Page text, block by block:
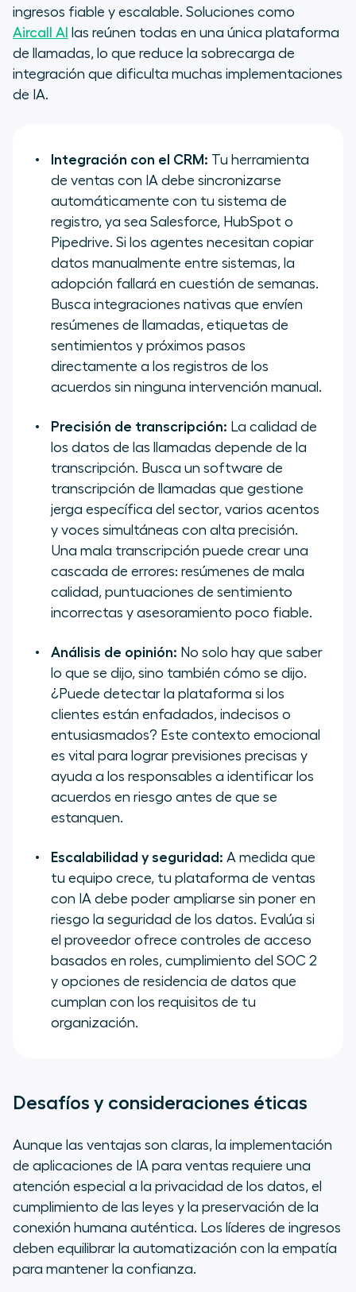
ingresos fiable y escalable. Soluciones como
Aircall AI
las reúnen todas en una única plataforma
de llamadas, lo que reduce la sobrecarga de
integración que dificulta muchas implementaciones
de IA.
Integración con el CRM: Tu herramienta
de ventas con IA debe sincronizarse
automáticamente con tu sistema de
registro, ya sea Salesforce, HubSpot o
Pipedrive. Si los agentes necesitan copiar
datos manualmente entre sistemas, la
adopción fallará en cuestión de semanas.
Busca integraciones nativas que envíen
resúmenes de llamadas, etiquetas de
sentimientos y próximos pasos
directamente a los registros de los
acuerdos sin ninguna intervención manual.
Precisión de transcripción: La calidad de
los datos de las llamadas depende de la
transcripción. Busca un software de
transcripción de llamadas que gestione
jerga específica del sector, varios acentos
y voces simultáneas con alta precisión.
Una mala transcripción puede crear una
cascada de errores: resúmenes de mala
calidad, puntuaciones de sentimiento
incorrectas y asesoramiento poco fiable.
Análisis de opinión: No solo hay que saber
lo que se dijo, sino también cómo se dijo.
¿Puede detectar la plataforma si los
clientes están enfadados, indecisos o
entusiasmados? Este contexto emocional
es vital para lograr previsiones precisas y
ayuda a los responsables a identificar los
acuerdos en riesgo antes de que se
estanquen.
Escalabilidad y seguridad: A medida que
tu equipo crece, tu plataforma de ventas
con IA debe poder ampliarse sin poner en
riesgo la seguridad de los datos. Evalúa si
el proveedor ofrece controles de acceso
basados en roles, cumplimiento del SOC 2
y opciones de residencia de datos que
cumplan con los requisitos de tu
organización.
Desafíos y consideraciones éticas
Aunque las ventajas son claras, la implementación
de aplicaciones de IA para ventas requiere una
atención especial a la privacidad de los datos, el
cumplimiento de las leyes y la preservación de la
conexión humana auténtica. Los líderes de ingresos
deben equilibrar la automatización con la empatía
para mantener la confianza.